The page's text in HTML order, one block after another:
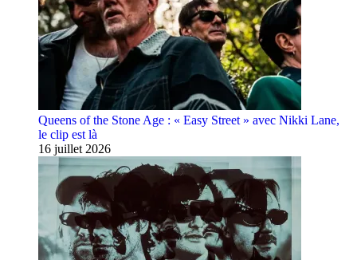
Queens of the Stone Age : « Easy Street » avec Nikki Lane,
le clip est là
16 juillet 2026